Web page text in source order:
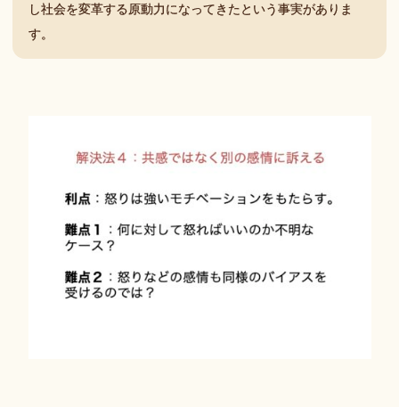
し社会を変革する原動力になってきたという事実がありま
す。